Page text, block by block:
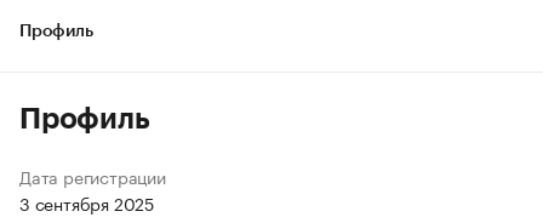
Профиль
Профиль
Дата регистрации
3 сентября 2025